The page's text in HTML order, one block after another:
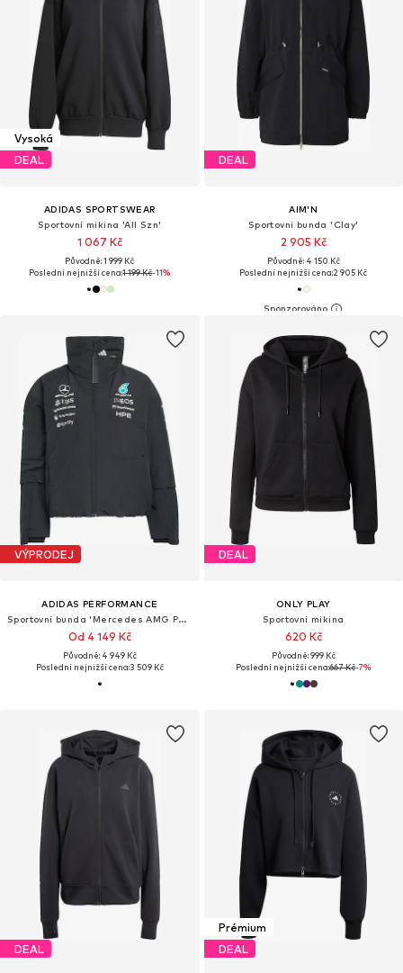
Vysoká
DEAL
ADIDAS SPORTSWEAR
Sportovní mikina 'All Szn'
1 067 Kč
Původně: 1 999 Kč
Poslední nejnižší cena:1 199 Kč-11%
DEAL
AIM'N
Sportovní bunda 'Clay'
2 905 Kč
Původně: 4 150 Kč
Poslední nejnižší cena:2 905 Kč
VÝPRODEJ
ADIDAS PERFORMANCE
Sportovní bunda 'Mercedes AMG Petronas Formula 1 Team'
Od 4 149 Kč
Původně: 4 949 Kč
Poslední nejnižší cena:3 509 Kč
DEAL
ONLY PLAY
Sportovní mikina
620 Kč
Původně: 999 Kč
Poslední nejnižší cena:667 Kč-7%
DEAL
Prémium
DEAL